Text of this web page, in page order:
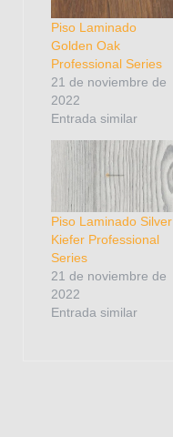
Piso Laminado
Golden Oak
Professional Series
21 de noviembre de
2022
Entrada similar
Piso Laminado Silver
Kiefer Professional
Series
21 de noviembre de
2022
Entrada similar